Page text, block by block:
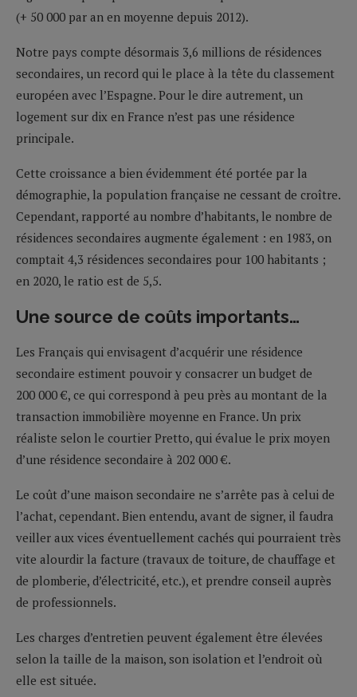
(+ 50 000 par an en moyenne depuis 2012).
Notre pays compte désormais 3,6 millions de résidences
secondaires, un record qui le place à la tête du classement
européen avec l’Espagne. Pour le dire autrement, un
logement sur dix en France n’est pas une résidence
principale.
Cette croissance a bien évidemment été portée par la
démographie, la population française ne cessant de croître.
Cependant, rapporté au nombre d’habitants, le nombre de
résidences secondaires augmente également : en 1983, on
comptait 4,3 résidences secondaires pour 100 habitants ;
en 2020, le ratio est de 5,5.
Une source de coûts importants…
Les Français qui envisagent d’acquérir une résidence
secondaire estiment pouvoir y consacrer un budget de
200 000 €, ce qui correspond à peu près au montant de la
transaction immobilière moyenne en France. Un prix
réaliste selon le courtier Pretto, qui évalue le prix moyen
d’une résidence secondaire à 202 000 €.
Le coût d’une maison secondaire ne s’arrête pas à celui de
l’achat, cependant. Bien entendu, avant de signer, il faudra
veiller aux vices éventuellement cachés qui pourraient très
vite alourdir la facture (travaux de toiture, de chauffage et
de plomberie, d’électricité, etc.), et prendre conseil auprès
de professionnels.
Les charges d’entretien peuvent également être élevées
selon la taille de la maison, son isolation et l’endroit où
elle est située.